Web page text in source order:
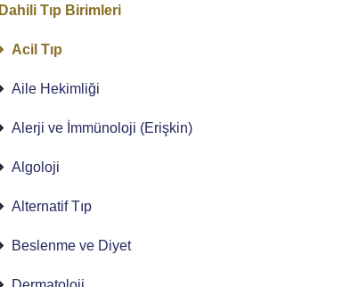
Dahili Tıp Birimleri
Acil Tıp
Aile Hekimliği
Alerji ve İmmünoloji (Erişkin)
Algoloji
Alternatif Tıp
Beslenme ve Diyet